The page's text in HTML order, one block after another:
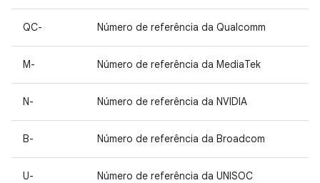
QC- Número de referência da Qualcomm
M- Número de referência da MediaTek
N- Número de referência da NVIDIA
B- Número de referência da Broadcom
U- Número de referência da UNISOC